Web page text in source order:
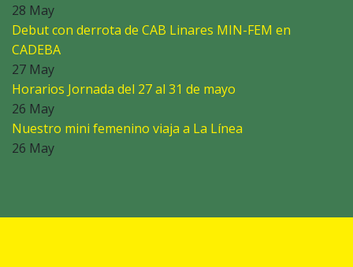
28 May
Debut con derrota de CAB Linares MIN-FEM en
CADEBA
27 May
Horarios Jornada del 27 al 31 de mayo
26 May
Nuestro mini femenino viaja a La Línea
26 May